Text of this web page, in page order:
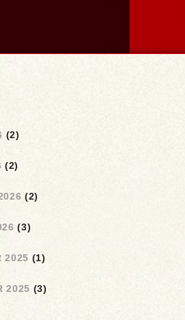
(2)
(2)
(2)
(3)
2025 (1)
2025 (3)